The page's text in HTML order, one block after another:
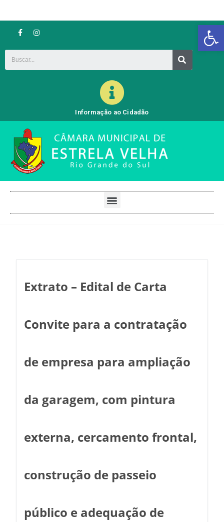
Barra de Ferramentas Aberta
Informação ao Cidadão
Extrato – Edital de Carta
Convite para a contratação
de empresa para ampliação
da garagem, com pintura
externa, cercamento frontal,
construção de passeio
público e adequação de